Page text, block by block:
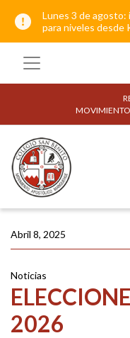
Lunes 3 de
para niveles desde
Abril 8, 2025
Noticias
2026